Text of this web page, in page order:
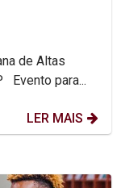
Habilidades/ Superdotação da UNICAP Evento para...
LER MAIS